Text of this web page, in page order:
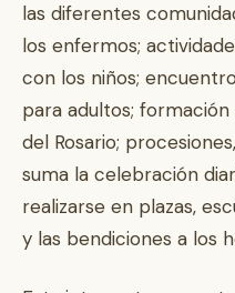
las diferentes
los enfermos;
con los niños;
para adultos;
del Rosario;
suma la celebración
realizarse en plazas,
y las bendiciones a los